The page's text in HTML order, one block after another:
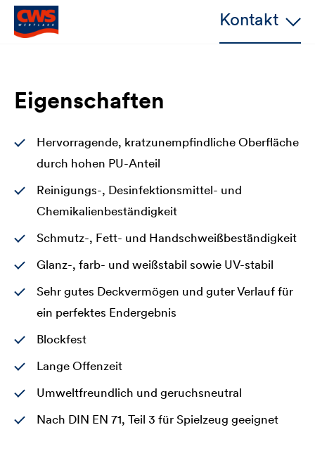
Kontakt
Eigenschaften
Hervorragende, kratzunempfindliche Oberfläche
durch hohen PU-Anteil
Reinigungs-, Desinfektionsmittel- und
Chemikalienbeständigkeit
Schmutz-, Fett- und Handschweißbeständigkeit
Glanz-, farb- und weißstabil sowie UV-stabil
Sehr gutes Deckvermögen und guter Verlauf für
ein perfektes Endergebnis
Blockfest
Lange Offenzeit
Umweltfreundlich und geruchsneutral
Nach DIN EN 71, Teil 3 für Spielzeug geeignet